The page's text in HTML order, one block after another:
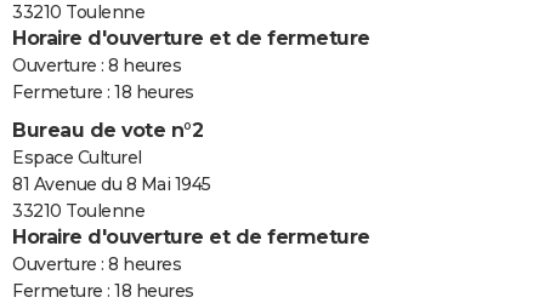
33210 Toulenne
Horaire d'ouverture et de fermeture
Ouverture : 8 heures
Fermeture : 18 heures
Bureau de vote n°2
Espace Culturel
81 Avenue du 8 Mai 1945
33210 Toulenne
Horaire d'ouverture et de fermeture
Ouverture : 8 heures
Fermeture : 18 heures